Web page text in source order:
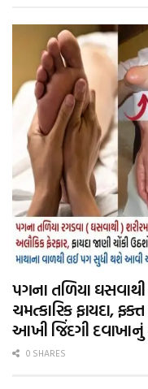
પગના તળિયા
ચમત્કારિક ફાયદા,
આખી જિંદગી
0 SHARES